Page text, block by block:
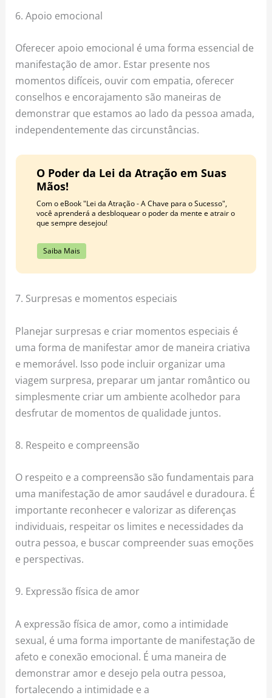
6. Apoio emocional
Oferecer apoio emocional é uma forma essencial de
manifestação de amor. Estar presente nos
momentos difíceis, ouvir com empatia, oferecer
conselhos e encorajamento são maneiras de
demonstrar que estamos ao lado da pessoa amada,
independentemente das circunstâncias.
O Poder da Lei da Atração em Suas
Mãos!
Com o eBook "Lei da Atração - A Chave para o Sucesso",
você aprenderá a desbloquear o poder da mente e atrair o
que sempre desejou!
Saiba Mais
7. Surpresas e momentos especiais
Planejar surpresas e criar momentos especiais é
uma forma de manifestar amor de maneira criativa
e memorável. Isso pode incluir organizar uma
viagem surpresa, preparar um jantar romântico ou
simplesmente criar um ambiente acolhedor para
desfrutar de momentos de qualidade juntos.
8. Respeito e compreensão
O respeito e a compreensão são fundamentais para
uma manifestação de amor saudável e duradoura. É
importante reconhecer e valorizar as diferenças
individuais, respeitar os limites e necessidades da
outra pessoa, e buscar compreender suas emoções
e perspectivas.
9. Expressão física de amor
A expressão física de amor, como a intimidade
sexual, é uma forma importante de manifestação de
afeto e conexão emocional. É uma maneira de
demonstrar amor e desejo pela outra pessoa,
fortalecendo a intimidade e a